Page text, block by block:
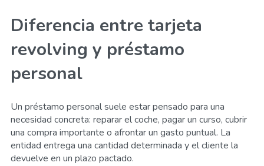
Diferencia entre tarjeta
revolving y préstamo
personal
Un préstamo personal suele estar pensado para una
necesidad concreta: reparar el coche, pagar un curso, cubrir
una compra importante o afrontar un gasto puntual. La
entidad entrega una cantidad determinada y el cliente la
devuelve en un plazo pactado.